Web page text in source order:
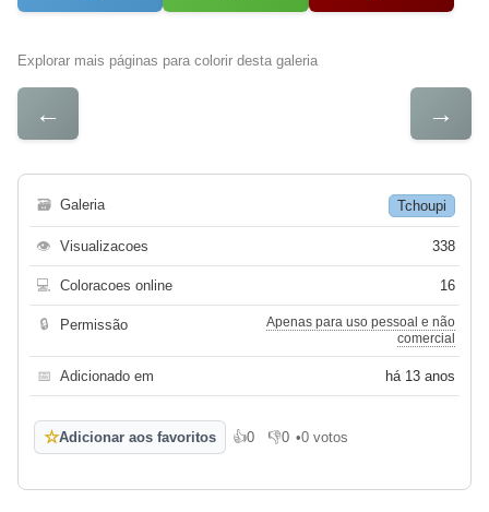
Explorar mais páginas para colorir desta galeria
← →
🗃 Galeria Tchoupi
👁 Visualizacoes 338
💻 Coloracoes online 16
🔒 Permissão
Apenas para uso pessoal e não
comercial
📅 Adicionado em há 13 anos
☆Adicionar aos favoritos 👍0
Gosto 👎0
Não gosto
•0 votos